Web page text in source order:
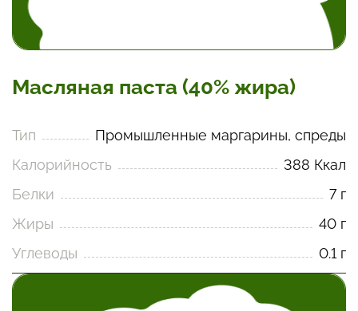
Масляная паста (40% жира)
Тип
Промышленные маргарины, спреды
Калорийность
388 Ккал
Белки
7 г
Жиры
40 г
Углеводы
0.1 г